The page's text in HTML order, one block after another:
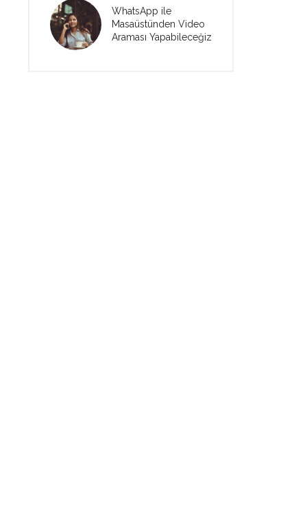
WhatsApp ile
Masaüstünden Video
Araması Yapabileceğiz